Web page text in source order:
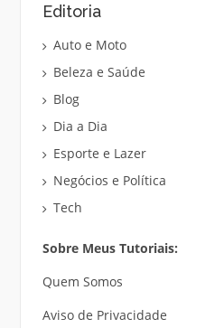
Editoria
Auto e Moto
Beleza e Saúde
Blog
Dia a Dia
Esporte e Lazer
Negócios e Política
Tech
Sobre Meus Tutoriais:
Quem Somos
Aviso de Privacidade